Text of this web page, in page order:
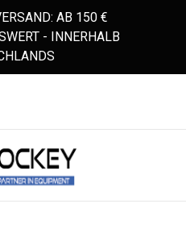
AB 150 €
- INNERHALB